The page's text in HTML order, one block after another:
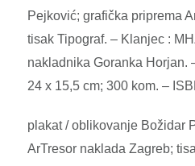
Pejković; grafička priprema
tisak Tipograf. – Klanjec :
nakladnika Goranka Horjan.
24 x 15,5 cm; 300 kom. –
plakat / oblikovanje Božidar
ArTresor naklada Zagreb;